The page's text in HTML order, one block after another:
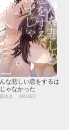
な悲しい恋をするは
ゃなかった
ゆき、ARUKU